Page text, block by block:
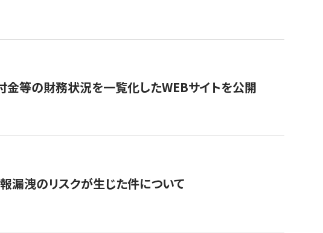
等の財務状況を一覧化したWEBサイトを公開
漏洩のリスクが生じた件について